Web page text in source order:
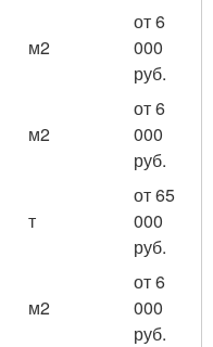
м2
от 6
000
руб.
м2
от 6
000
руб.
т
от 65
000
руб.
м2
от 6
000
руб.